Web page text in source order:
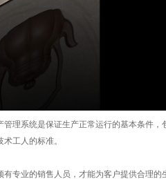
系统是保证生产正常运行的基本条件，
工人的标准。
业的销售人员，才能为客户提供合理的